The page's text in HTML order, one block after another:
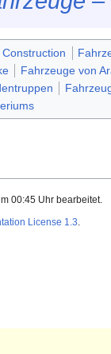
Fahrzeuge von
00:45 Uhr bearbeitet.
License 1.3.